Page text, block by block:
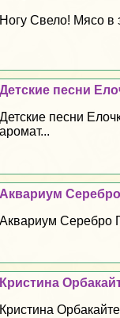
Ногу Свело! Мясо в
Детские песни
Детские песни
аромат...
Аквариум
Аквариум Серебро
Кристина
Кристина